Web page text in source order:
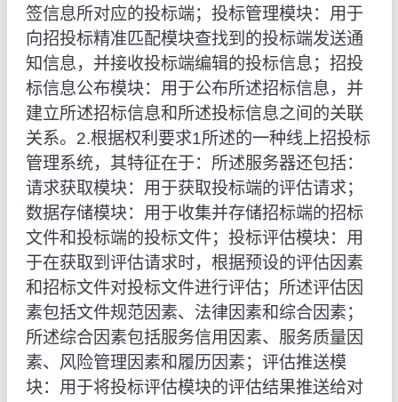
签信息所对应的投标端；投标管理模块：用于
向招投标精准匹配模块查找到的投标端发送通
知信息，并接收投标端编辑的投标信息；招投
标信息公布模块：用于公布所述招标信息，并
建立所述招标信息和所述投标信息之间的关联
关系。2.根据权利要求1所述的一种线上招投标
管理系统，其特征在于：所述服务器还包括：
请求获取模块：用于获取投标端的评估请求；
数据存储模块：用于收集并存储招标端的招标
文件和投标端的投标文件；投标评估模块：用
于在获取到评估请求时，根据预设的评估因素
和招标文件对投标文件进行评估；所述评估因
素包括文件规范因素、法律因素和综合因素；
所述综合因素包括服务信用因素、服务质量因
素、风险管理因素和履历因素；评估推送模
块：用于将投标评估模块的评估结果推送给对